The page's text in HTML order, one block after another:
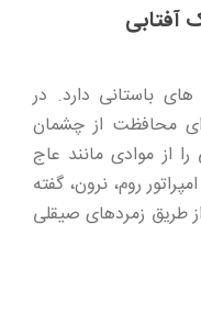
باستانی دارد. در
محافظت از چشمان
از موادی مانند عاج
روم، نرون، گفته
طریق زمردهای صیقلی